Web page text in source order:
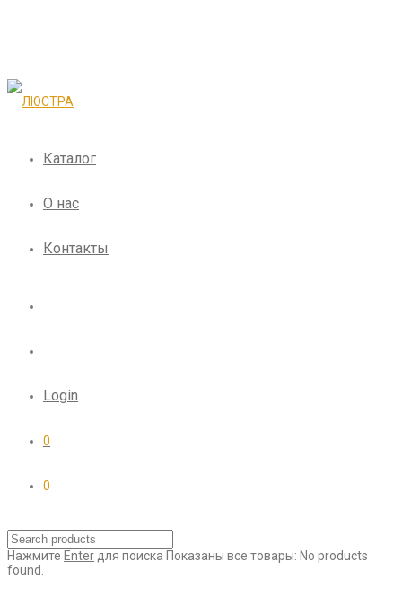
Каталог
О нас
Контакты
Login
0
0
Нажмите Enter для поиска Показаны все товары: No products
found.